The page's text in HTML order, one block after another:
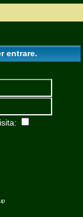
entrare.